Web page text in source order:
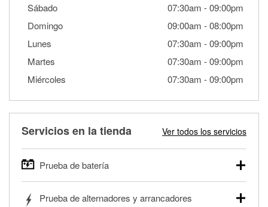
Sábado
07:30am -09:00pm
Domingo
09:00am -08:00pm
Lunes
07:30am -09:00pm
Martes
07:30am -09:00pm
Miércoles
07:30am -09:00pm
Servicios en la tienda Ver todos los servicios
Prueba de batería
autos, camionetas, SUVs, vehículos comerciales y
Prueba de alternadores y arrancadores